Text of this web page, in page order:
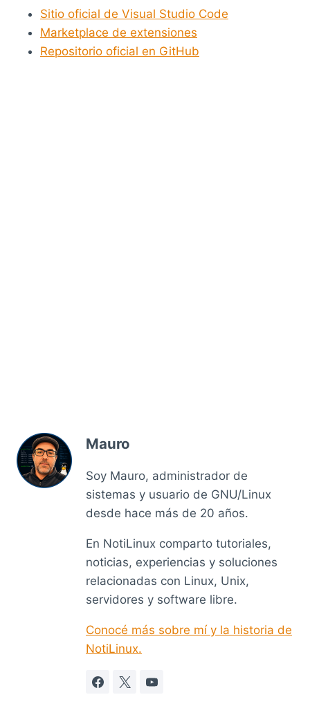
Sitio oficial de Visual Studio Code
Marketplace de extensiones
Repositorio oficial en GitHub
Mauro
Soy Mauro, administrador de
sistemas y usuario de GNU/Linux
desde hace más de 20 años.
En NotiLinux comparto tutoriales,
noticias, experiencias y soluciones
relacionadas con Linux, Unix,
servidores y software libre.
Conocé más sobre mí y la historia de
NotiLinux.